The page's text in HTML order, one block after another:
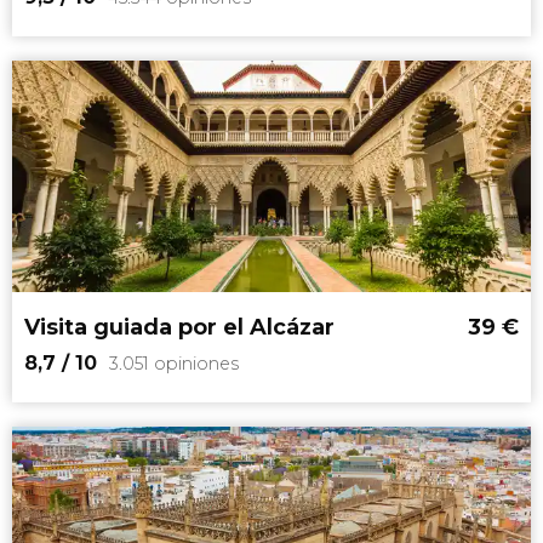
9,3


45.544 opiniones
Catedral
Giralda
free tour por Sevilla
Visita guiada por el Alcázar
8,7 / 10 3.051 opiniones
39 €
8,7


3.051 opiniones